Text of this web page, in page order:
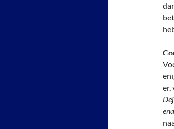
er,